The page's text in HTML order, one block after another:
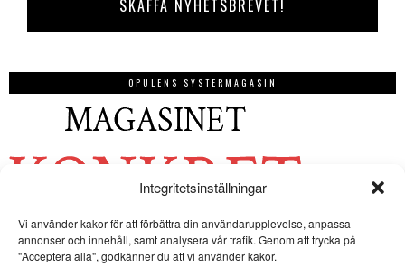
Integritetsinställningar
Vi använder kakor för att förbättra din användarupplevelse, anpassa
annonser och innehåll, samt analysera vår trafik. Genom att trycka på
"Acceptera alla", godkänner du att vi använder kakor.
OPULENS SYSTERMAGASIN